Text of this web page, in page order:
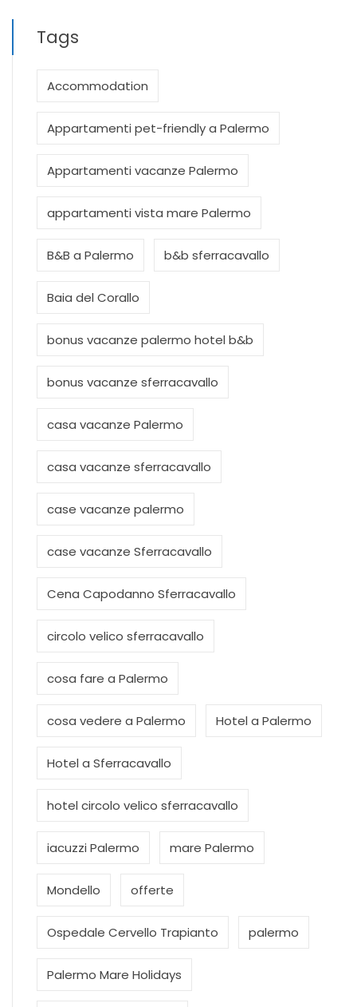
Tags
Accommodation
Appartamenti pet-friendly a Palermo
Appartamenti vacanze Palermo
appartamenti vista mare Palermo
B&B a Palermo b&b sferracavallo
Baia del Corallo
bonus vacanze palermo hotel b&b
bonus vacanze sferracavallo
casa vacanze Palermo
casa vacanze sferracavallo
case vacanze palermo
case vacanze Sferracavallo
Cena Capodanno Sferracavallo
circolo velico sferracavallo
cosa fare a Palermo
cosa vedere a Palermo Hotel a Palermo
Hotel a Sferracavallo
hotel circolo velico sferracavallo
iacuzzi Palermo mare Palermo
Mondello offerte
Ospedale Cervello Trapianto palermo
Palermo Mare Holidays